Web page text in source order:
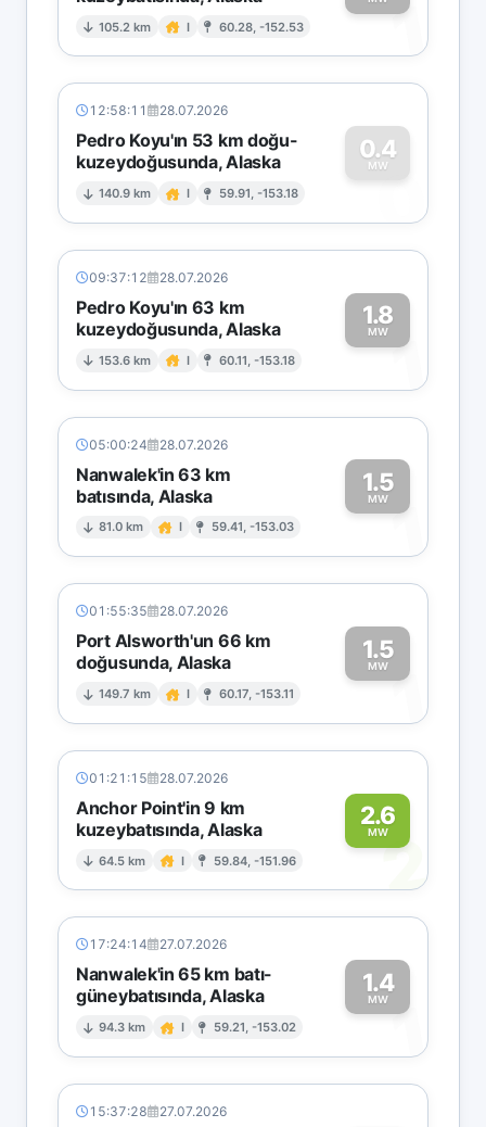
105.2 km I 60.28, -152.53 1
12:58:11 28.07.2026
Pedro Koyu'ın 53 km doğu-
kuzeydoğusunda, Alaska
140.9 km I 59.91, -153.18
0.4
MW
0
09:37:12 28.07.2026
Pedro Koyu'ın 63 km
kuzeydoğusunda, Alaska
153.6 km I 60.11, -153.18
1.8
MW1
05:00:24 28.07.2026
Nanwalek'in 63 km
batısında, Alaska
81.0 km I 59.41, -153.03
1.5
MW1
01:55:35 28.07.2026
Port Alsworth'un 66 km
doğusunda, Alaska
149.7 km I 60.17, -153.11
1.5
MW1
01:21:15 28.07.2026
Anchor Point'in 9 km
kuzeybatısında, Alaska
64.5 km I 59.84, -151.96
2.6
MW2
17:24:14 27.07.2026
Nanwalek'in 65 km batı-
güneybatısında, Alaska
94.3 km I 59.21, -153.02
1.4
MW1
15:37:28 27.07.2026